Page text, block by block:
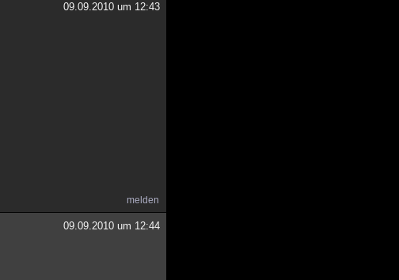
09.09.2010 um 12:43
melden
09.09.2010 um 12:44